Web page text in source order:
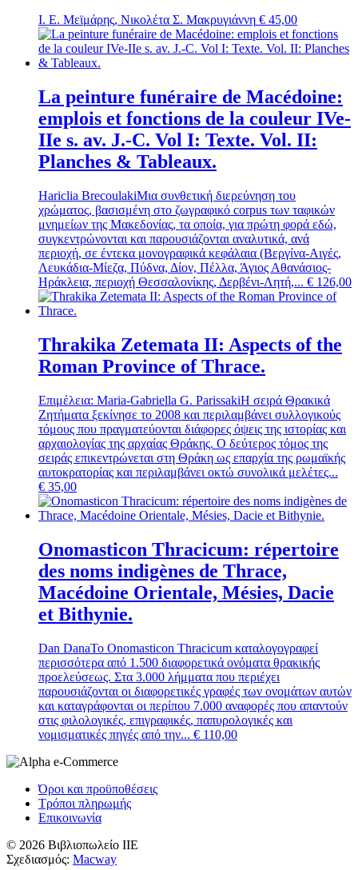
Ι. Ε. Μεϊμάρης, Νικολέτα Σ. Μακρυγιάννη € 45,00
La peinture funéraire de Macédoine:
emplois et fonctions de la couleur IVe-
IIe s. av. J.-C. Vol I: Texte. Vol. II:
Planches & Tableaux.
Hariclia BrecoulakiΜια συνθετική διερεύνηση του
χρώματος, βασισμένη στο ζωγραφικό corpus των ταφικών
μνημείων της Μακεδονίας, τα οποία, για πρώτη φορά εδώ,
συγκεντρώνονται και παρουσιάζονται αναλυτικά, ανά
περιοχή, σε έντεκα μονογραφικά κεφάλαια (Βεργίνα-Αιγές,
Λευκάδια-Μίεζα, Πύδνα, Δίον, Πέλλα, Άγιος Αθανάσιος-
Ηράκλεια, περιοχή Θεσσαλονίκης, Δερβένι-Λητή,... € 126,00
Thrakika Zetemata II: Aspects of the
Roman Province of Thrace.
Επιμέλεια: Maria-Gabriella G. ParissakiΗ σειρά Θρακικά
Ζητήματα ξεκίνησε το 2008 και περιλαμβάνει συλλογικούς
τόμους που πραγματεύονται διάφορες όψεις της ιστορίας και
αρχαιολογίας της αρχαίας Θράκης. Ο δεύτερος τόμος της
σειράς επικεντρώνεται στη Θράκη ως επαρχία της ρωμαϊκής
αυτοκρατορίας και περιλαμβάνει οκτώ συνολικά μελέτες...
€ 35,00
Onomasticon Thracicum: répertoire
des noms indigènes de Thrace,
Macédoine Orientale, Mésies, Dacie
et Bithynie.
Dan DanaΤο Onomasticon Thracicum καταλογογραφεί
περισσότερα από 1.500 διαφορετικά ονόματα θρακικής
προελεύσεως. Στα 3.000 λήμματα που περιέχει
παρουσιάζονται οι διαφορετικές γραφές των ονομάτων αυτών
και καταγράφονται οι περίπου 7.000 αναφορές που απαντούν
στις φιλολογικές, επιγραφικές, παπυρολογικές και
νομισματικές πηγές από την... € 110,00
Όροι και προϋποθέσεις
Τρόποι πληρωμής
Επικοινωνία
© 2026 Βιβλιοπωλείο ΙΙΕ
Σχεδιασμός: Macway